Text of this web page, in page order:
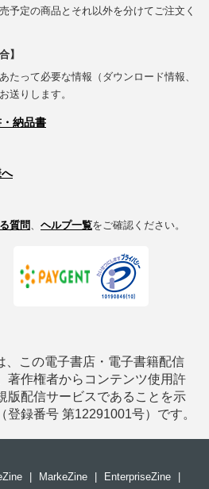
予定の商品とそれ以外を分けてご注文く
】
たって必要な情報（ダウンロード情報、
送りします。
納品書
質問、 ヘルプ一覧をご確認ください。
、この電子書店・電子書籍配信
著作権者からコンテンツ使用許
版配信サービスであることを示
登録番号 第12291001号）です。
MarkeZine EnterpriseZine